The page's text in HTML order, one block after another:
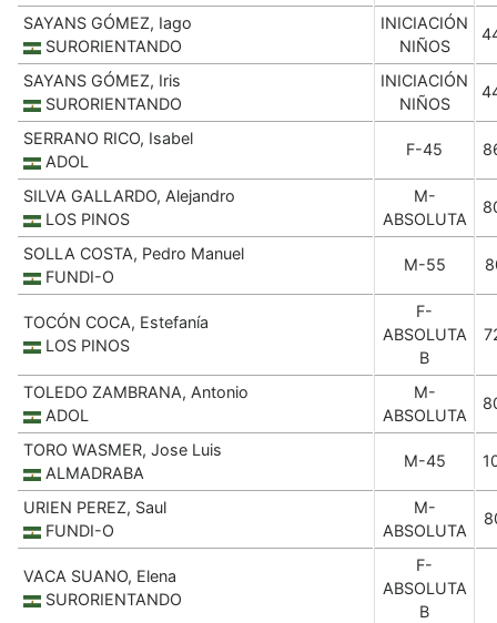
SAYANS GÓMEZ, Iago
SURORIENTANDO
INICIACIÓN
NIÑOS
SAYANS GÓMEZ, Iris
SURORIENTANDO
INICIACIÓN
NIÑOS
SERRANO RICO, Isabel
ADOL
F-45
SILVA GALLARDO, Alejandro
LOS PINOS
M-
ABSOLUTA
SOLLA COSTA, Pedro Manuel
FUNDI-O
M-55
TOCÓN COCA, Estefanía
LOS PINOS
F-
ABSOLUTA
B
TOLEDO ZAMBRANA, Antonio
ADOL
M-
ABSOLUTA
TORO WASMER, Jose Luis
ALMADRABA
M-45
URIEN PEREZ, Saul
FUNDI-O
M-
ABSOLUTA
VACA SUANO, Elena
SURORIENTANDO
F-
ABSOLUTA
B